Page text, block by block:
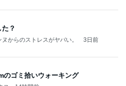
？
ヌからのストレスがヤバい。 3日前
のゴミ拾いウォーキング